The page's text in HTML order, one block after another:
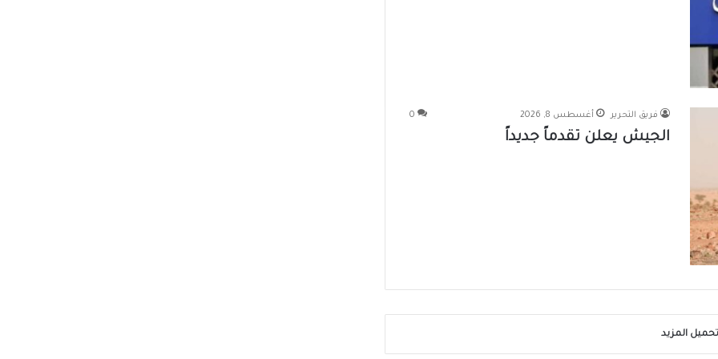
فريق التحرير أغسطس 8, 2026 0
الجيش يعلن تقدماً جديداً
تحميل المزيد